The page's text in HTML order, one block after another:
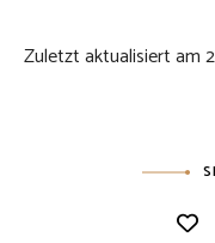
Zuletzt aktualisiert am